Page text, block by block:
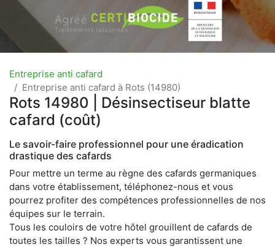
Entreprise anti cafard
Entreprise anti cafard à Rots (14980)
Rots 14980 | Désinsectiseur blatte
cafard (coût)
Le savoir-faire professionnel pour une éradication
drastique des cafards
Pour mettre un terme au règne des cafards germaniques
dans votre établissement, téléphonez-nous et vous
pourrez profiter des compétences professionnelles de nos
équipes sur le terrain.
Tous les couloirs de votre hôtel grouillent de cafards de
toutes les tailles ? Nos experts vous garantissent une